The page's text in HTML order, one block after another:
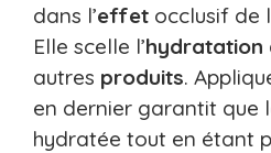
dans l’effet occlusif de
Elle scelle l’hydratation
autres produits.
en dernier garantit que
hydratée tout en étant